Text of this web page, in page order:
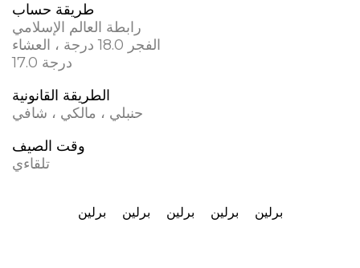
طريقة حساب
رابطة العالم الإسلامي
الفجر 18.0 درجة ، العشاء
17.0 درجة
الطريقة القانونية
حنبلي ، مالكي ، شافي
وقت الصيف
تلقاءي
برلين برلين برلين برلين برلين